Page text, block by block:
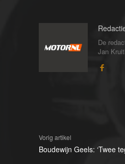
De
Jan
Vorig artikel
Boudewijn Geels: ‘Twee